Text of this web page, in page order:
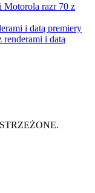
Motorola razr 70 z
i datą